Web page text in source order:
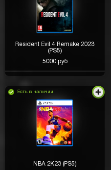
Resident Evil 4 Remake 2023
(PS5)
5000 руб
Есть в наличии
NBA 2K23 (PS5)